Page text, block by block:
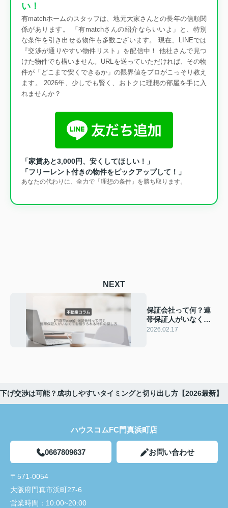
い！
有matchホームのスタッフは、地元大家さんとの長年の信頼関
係があります。 「有matchさんの紹介ならいいよ」と、特別
な条件を引き出せる物件も多数ございます。 現在、LINEでは
『交渉が通りやすい物件リスト』を配信中！ 他社さんで見つ
けた物件でも構いません。URLを送っていただければ、その物
件が「どこまで安くできるか」の限界値をプロがこっそり教え
ます。 2026年、少しでも賢く、おトクに理想の部屋を手に入
れませんか？
「家賃あと3,000円、安くしてほしい！」
「フリーレント付きの物件をピックアップして！」
あなたの代わりに、全力で「理想の条件」を勝ち取ります。
NEXT
保証会社って何？連
帯保証人がいなくて
も借りられる物件の
2026.02.17
げ交渉は可能？成功しやすいタイミングと切り出し方【2026最新】
ハウスコムFC門真浜町店
0667809637 お問い合わせ
〒571-0054
大阪府門真市浜町27-6
営業時間： 10:00~20:00